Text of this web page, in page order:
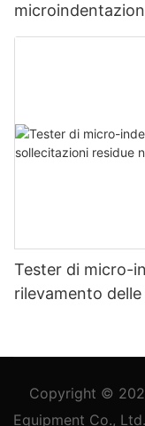
misurazione
Tester di micro-
rilevamento
Copyright ©
Equipment Co., Ltd.